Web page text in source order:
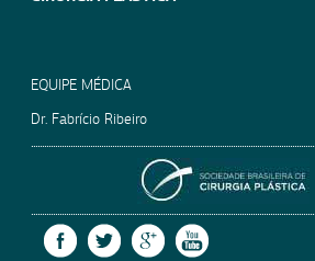
EQUIPE MÉDICA
Dr. Fabrício Ribeiro
FACEBOOKTWITTERGOOGLE +